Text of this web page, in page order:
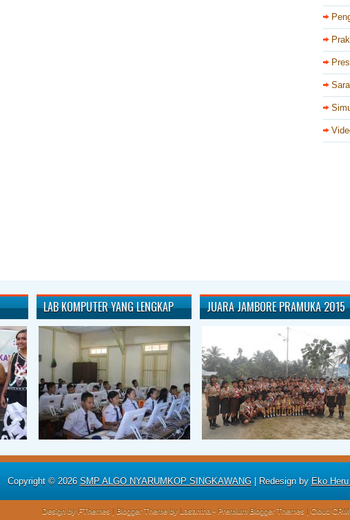
LAB KOMPUTER YANG LENGKAP JUARA JAMBORE PRAMUKA 2015
Copyright © 2026 SMP ALGO NYARUMKOP SINGKAWANG| Redesign by Eko
Design by FThemes | Blogger Theme by Lasantha - Premium Blogger Themes | Cloud CRM